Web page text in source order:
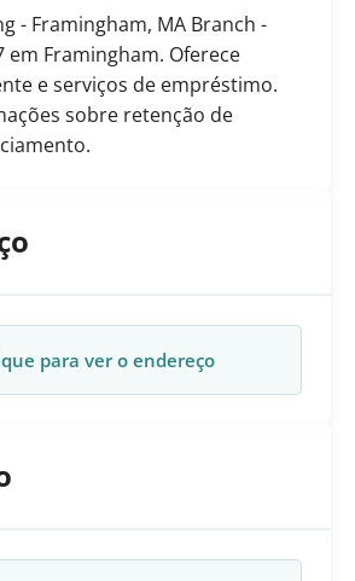
- Framingham, MA Branch -
em Framingham. Oferece
e serviços de empréstimo.
sobre retenção de
para ver o endereço